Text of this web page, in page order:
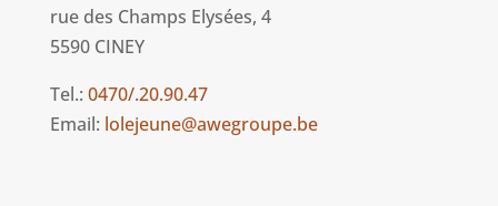
rue des Champs Elysées, 4
5590 CINEY
Tel.: 0470/.20.90.47
Email: lolejeune@awegroupe.be